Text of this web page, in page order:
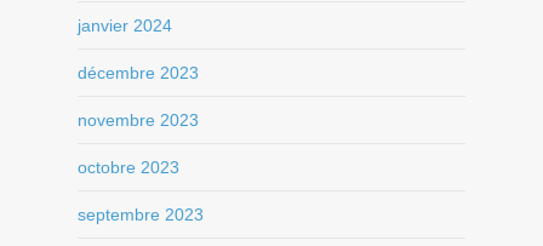
janvier 2024
décembre 2023
novembre 2023
octobre 2023
septembre 2023